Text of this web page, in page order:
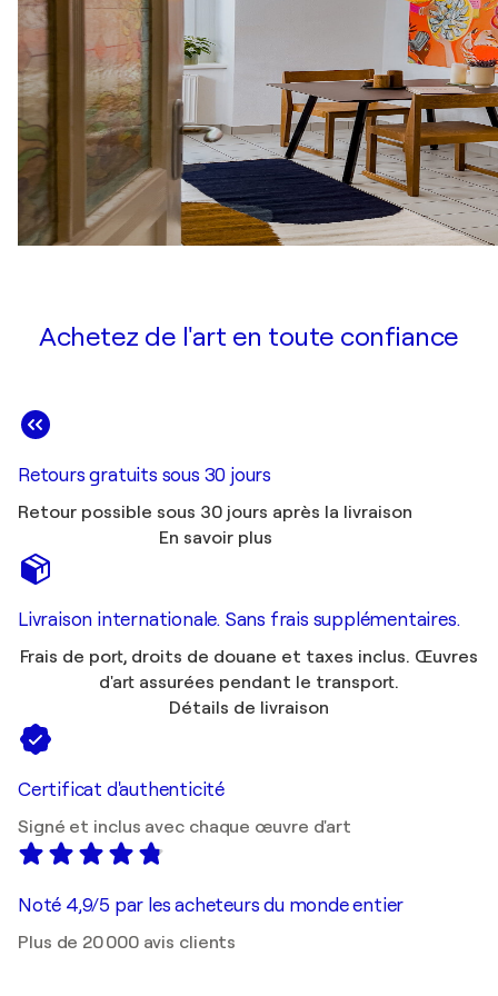
Achetez de l'art en toute confiance
Retours gratuits sous 30 jours
Retour possible sous 30 jours après la livraison
En savoir plus
Livraison internationale. Sans frais supplémentaires.
Frais de port, droits de douane et taxes inclus. Œuvres
d'art assurées pendant le transport.
Détails de livraison
Certificat d'authenticité
Signé et inclus avec chaque œuvre d'art
Noté 4,9/5 par les acheteurs du monde entier
Plus de 20 000 avis clients